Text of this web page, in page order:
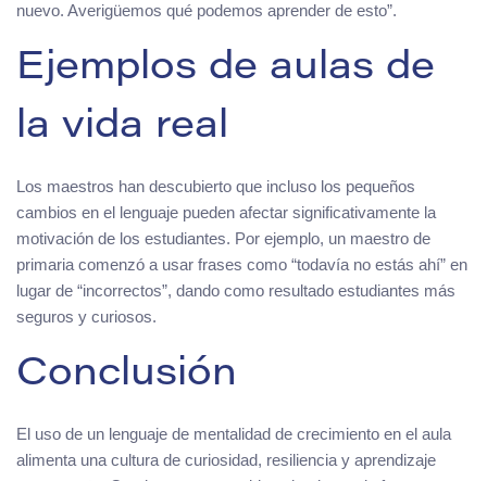
nuevo. Averigüemos qué podemos aprender de esto”.
Ejemplos de aulas de
la vida real
Los maestros han descubierto que incluso los pequeños
cambios en el lenguaje pueden afectar significativamente la
motivación de los estudiantes. Por ejemplo, un maestro de
primaria comenzó a usar frases como “todavía no estás ahí” en
lugar de “incorrectos”, dando como resultado estudiantes más
seguros y curiosos.
Conclusión
El uso de un lenguaje de mentalidad de crecimiento en el aula
alimenta una cultura de curiosidad, resiliencia y aprendizaje